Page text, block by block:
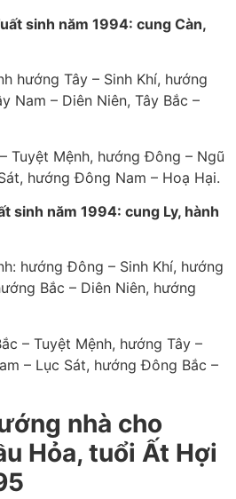
sinh năm 1994: cung Càn,
hướng Tây – Sinh Khí, hướng
Nam – Diên Niên, Tây Bắc –
Tuyệt Mệnh, hướng Đông – Ngũ
hướng Đông Nam – Hoạ Hại.
sinh năm 1994: cung Ly, hành
hướng Đông – Sinh Khí, hướng
Bắc – Diên Niên, hướng
– Tuyệt Mệnh, hướng Tây –
– Lục Sát, hướng Đông Bắc –
nhà cho
Hỏa, tuổi Ất Hợi